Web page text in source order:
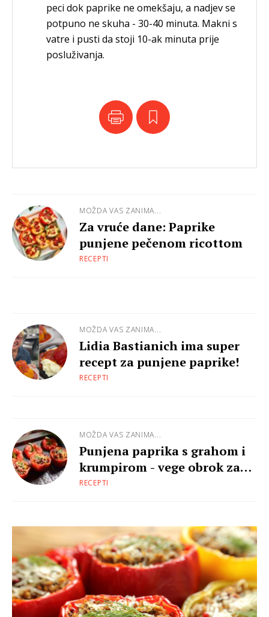
peci dok paprike ne omekšaju, a nadjev se
potpuno ne skuha - 30-40 minuta. Makni s
vatre i pusti da stoji 10-ak minuta prije
posluživanja.
MOŽDA VAS ZANIMA...
Za vruće dane: Paprike
punjene pečenom ricottom
RECEPTI
MOŽDA VAS ZANIMA...
Lidia Bastianich ima super
recept za punjene paprike!
RECEPTI
MOŽDA VAS ZANIMA...
Punjena paprika s grahom i
krumpirom - vege obrok za
prohladne dane
RECEPTI